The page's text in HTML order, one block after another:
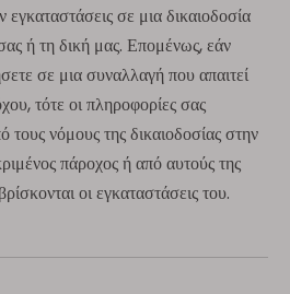
εγκαταστάσεις σε μια δικαιοδοσία
ή τη δική μας. Επομένως, εάν
σε μια συναλλαγή που απαιτεί
τότε οι πληροφορίες σας
τους νόμους της δικαιοδοσίας στην
πάροχος ή από αυτούς της
οι εγκαταστάσεις του.